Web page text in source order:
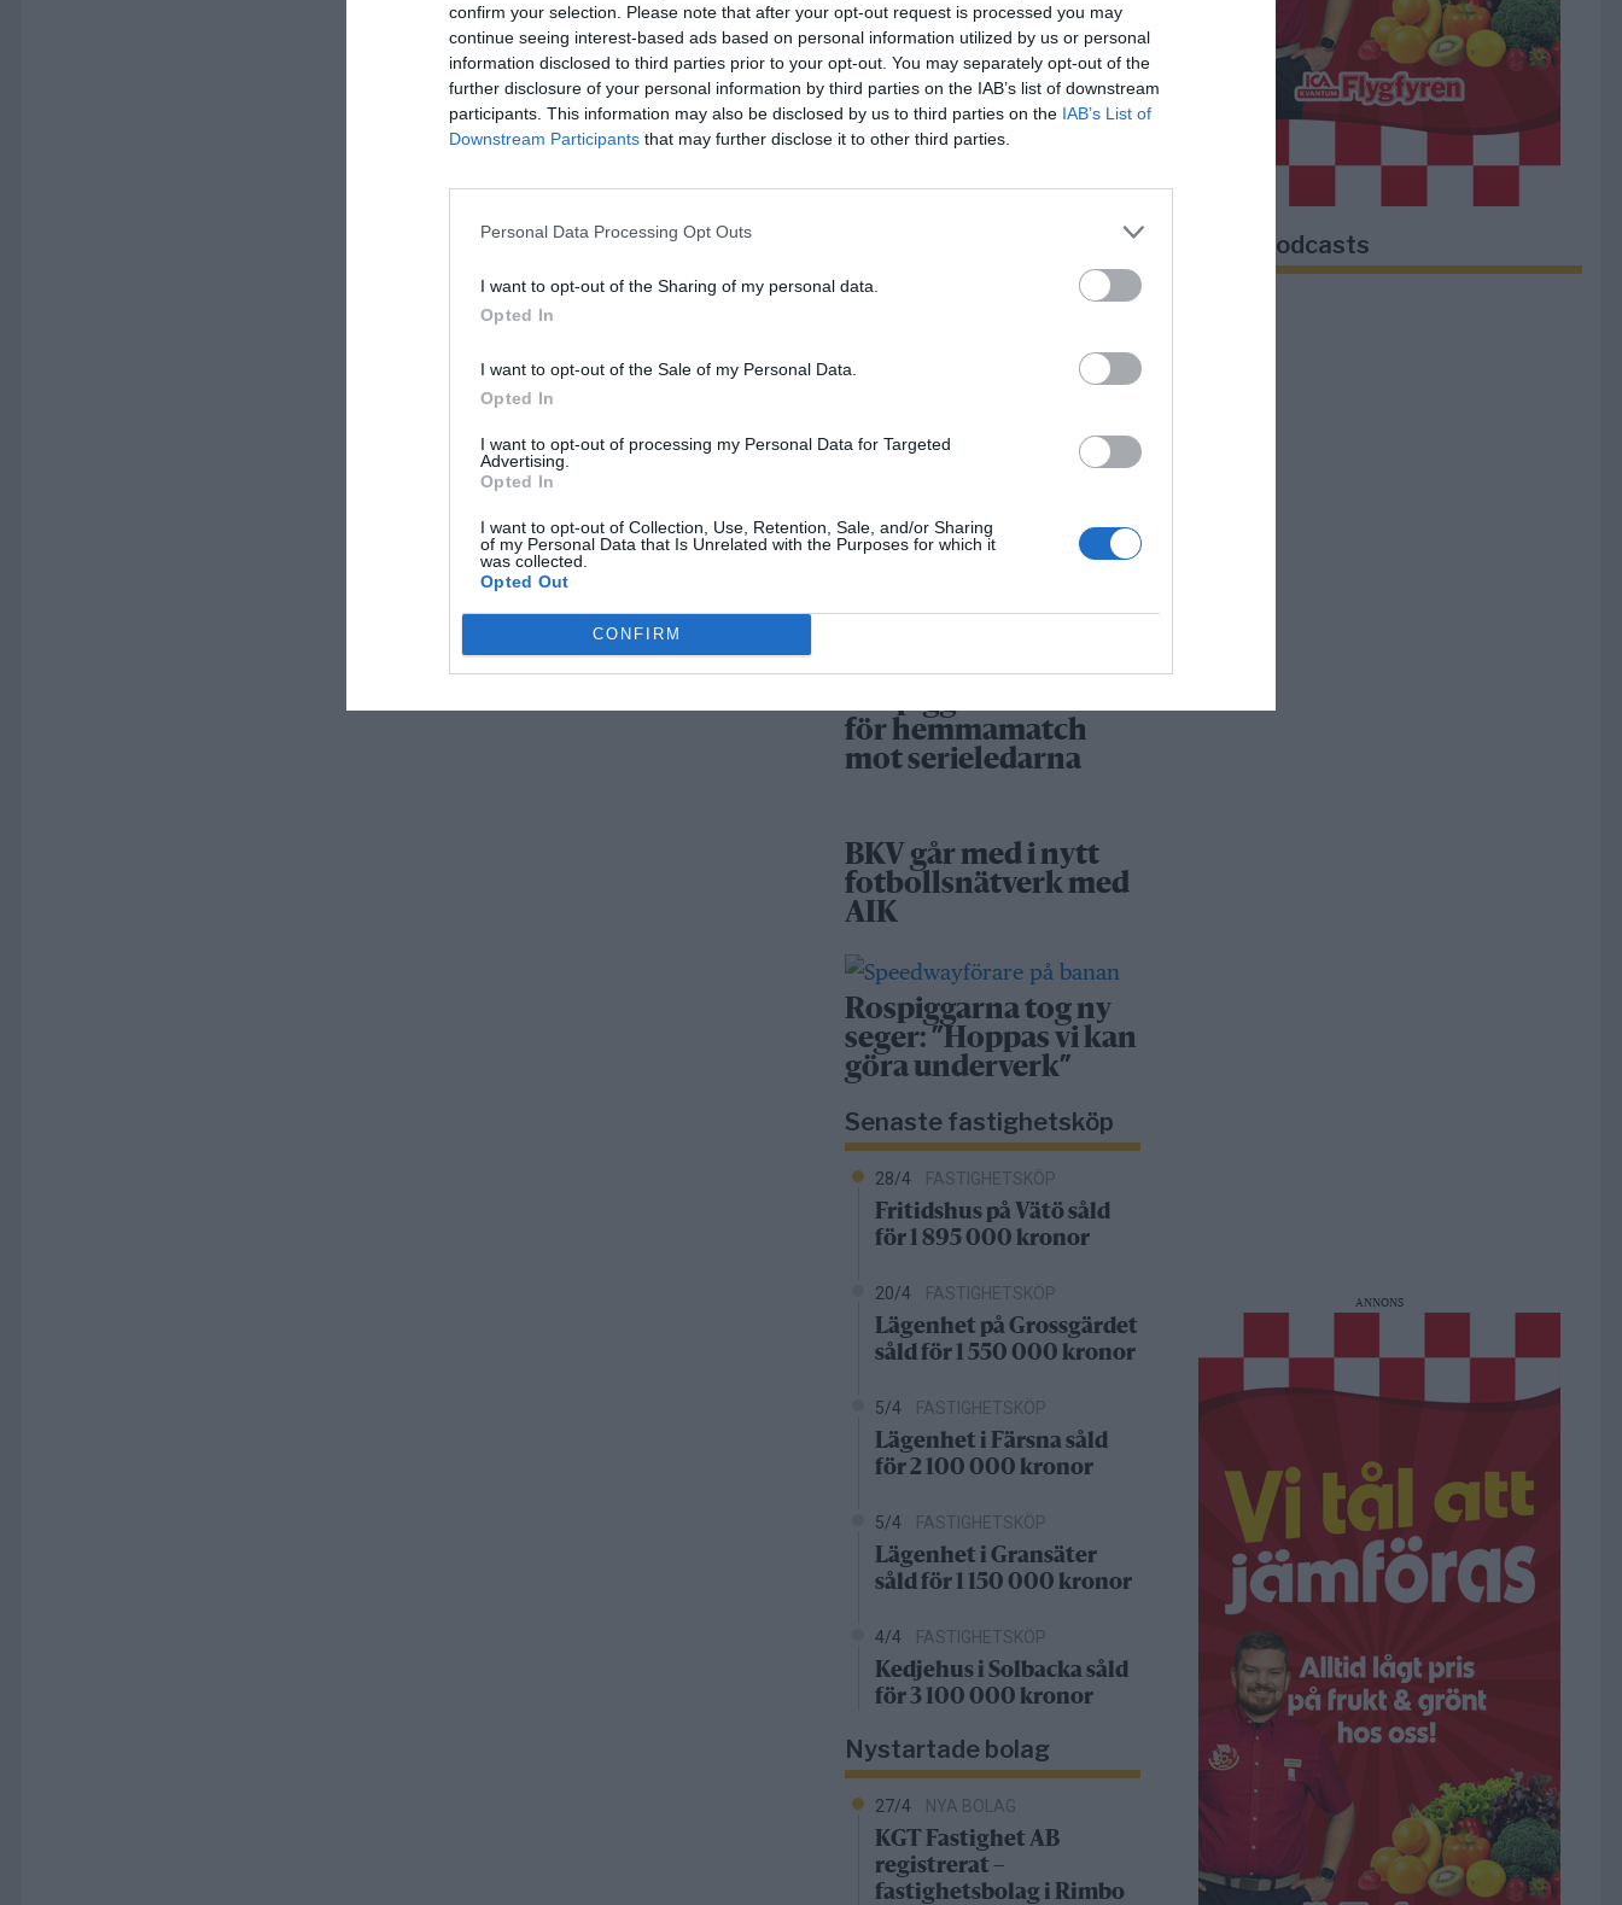
confirm your selection. Please note that after your opt-out request is processed you may
continue seeing interest-based ads based on personal information utilized by us or personal
information disclosed to third parties prior to your opt-out. You may separately opt-out of the
further disclosure of your personal information by third parties on the IAB’s list of downstream
participants. This information may also be disclosed by us to third parties on the IAB’s List of
Downstream Participants that may further disclose it to other third parties.
Personal Data Processing Opt Outs
I want to opt-out of the Sharing of my personal data.
Opted In
I want to opt-out of the Sale of my Personal Data.
Opted In
I want to opt-out of processing my Personal Data for Targeted
Advertising.
Opted In
I want to opt-out of Collection, Use, Retention, Sale, and/or Sharing
of my Personal Data that Is Unrelated with the Purposes for which it
was collected.
Opted Out
CONFIRM
Så många är
långtidsarbetslösa i
comeback – tar plats
Norrtälje – allt fler
väljer inbrottslarm,
kameraövervakning och
passersystem
Sport
Rospiggarna laddar
för hemmamatch
mot serieledarna
BKV går med i nytt
fotbollsnätverk med
AIK
Rospiggarna tog ny
seger: ”Hoppas vi kan
göra underverk”
Senaste fastighetsköp
28/4 FASTIGHETSKÖP
Fritidshus på Vätö såld
för 1 895 000 kronor
20/4 FASTIGHETSKÖP
Lägenhet på Grossgärdet
såld för 1 550 000 kronor
5/4 FASTIGHETSKÖP
Lägenhet i Färsna såld
för 2 100 000 kronor
5/4 FASTIGHETSKÖP
Lägenhet i Gransäter
såld för 1 150 000 kronor
4/4 FASTIGHETSKÖP
Kedjehus i Solbacka såld
för 3 100 000 kronor
Nystartade bolag
27/4 NYA BOLAG
KGT Fastighet AB
registrerat –
fastighetsbolag i Rimbo
Lokala podcasts
ANNONS